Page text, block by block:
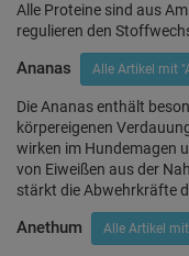
Alle Proteine sind aus
regulieren den
Ananas Alle Artikel mit
Die Ananas enthält
körpereigenen
wirken im Hundemagen
von Eiweißen aus der
stärkt die Abwehrkräfte
Anethum Alle Artikel